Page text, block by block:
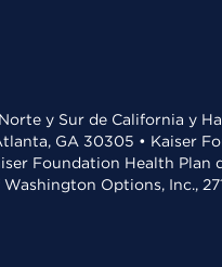
y Sur de California y
GA 30305 • Kaiser
Foundation Health
Options, Inc.,